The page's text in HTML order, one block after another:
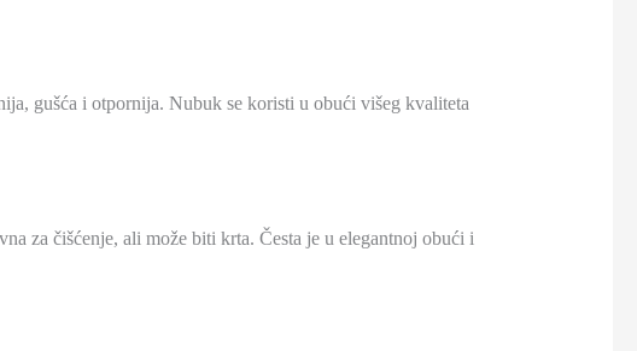
gušća i otpornija. Nubuk se koristi u obući višeg kvaliteta
za čišćenje, ali može biti krta. Česta je u elegantnoj obući i